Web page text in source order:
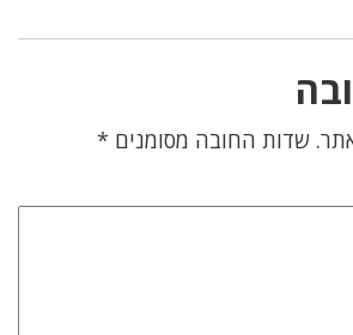
שדות החובה מסומנים *